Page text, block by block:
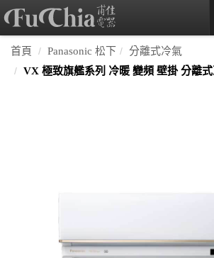
首頁 Panasonic 松下
分離式冷氣
VX 極致旗艦系列 冷暖 變頻 壁掛 分離式